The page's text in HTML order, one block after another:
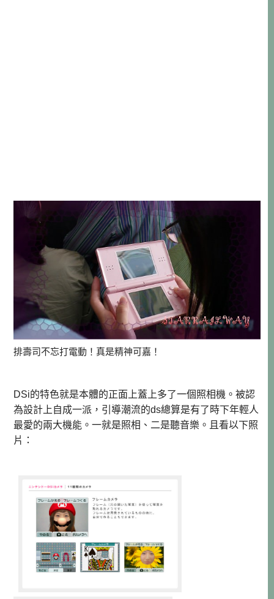
排壽司不忘打電動！真是精神可嘉！
DSi的特色就是本體的正面上蓋上多了一個照相機。被認
為設計上自成一派，引導潮流的ds總算是有了時下年輕人
最愛的兩大機能。一就是照相、二是聽音樂。且看以下照
片：